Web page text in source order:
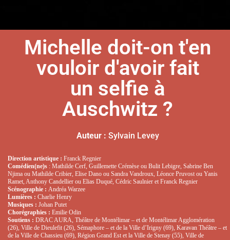
Michelle doit-on t'en
vouloir d'avoir fait
un selfie à
Auschwitz ?
Auteur : Sylvain Levey
Direction artistique : Franck Regnier
Comédien(ne)s : Mathilde Cerf, Guillemette Crémèse ou Bulit Lebigre, Sabrine Ben
Njima ou Mathilde Cribier, Elise Dano ou Sandra Vandroux, Léonce Pruvost ou Yanis
Ramet, Anthony Candellier ou Elias Duqué, Cédric Saulnier et Franck Regnier
Scénographie : Andréa Warzee
Lumières : Charlie Henry
Musiques : Johan Putet
Chorégraphies : Emilie Odin
Soutiens : DRAC AURA, Théâtre de Montélimar – et de Montélimar Agglomération
(26), Ville de Dieulefit (26), Sémaphore – et de la Ville d’Irigny (69), Karavan Théâtre – et
de la Ville de Chassieu (69), Région Grand Est et la Ville de Stenay (55), Ville de